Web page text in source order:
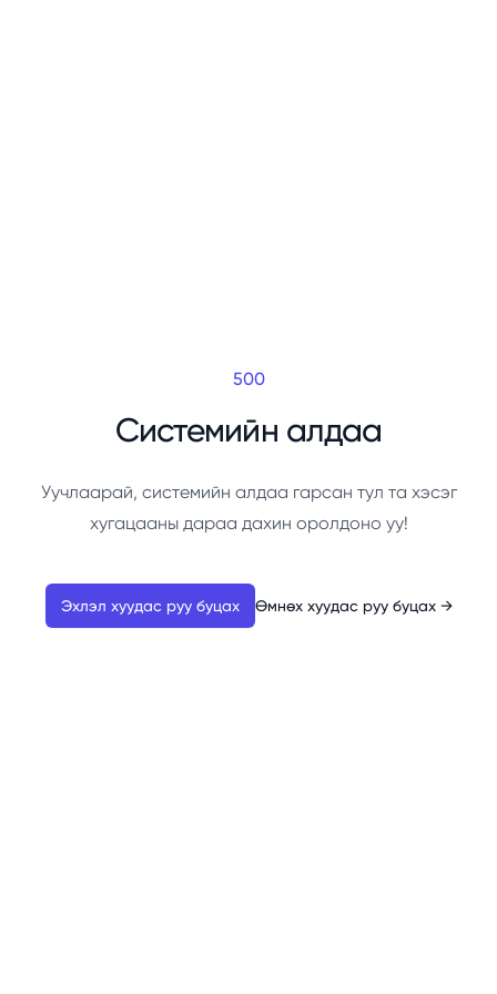
500
Системийн алдаа
Уучлаарай, системийн алдаа гарсан тул та хэсэг
хугацааны дараа дахин оролдоно уу!
Эхлэл хуудас руу буцах Өмнөх хуудас руу буцах →